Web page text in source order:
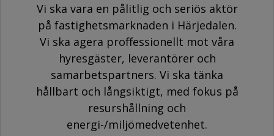
Vi ska vara en pålitlig och seriös aktör
på fastighetsmarknaden i Härjedalen.
Vi ska agera proffessionellt mot våra
hyresgäster, leverantörer och
samarbetspartners. Vi ska tänka
hållbart och långsiktigt, med fokus på
resurshållning och
energi-/miljömedvetenhet.